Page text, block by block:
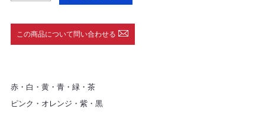
この商品について問い合わせる
赤・白・黄・青・緑・茶
ピンク・オレンジ・紫・黒